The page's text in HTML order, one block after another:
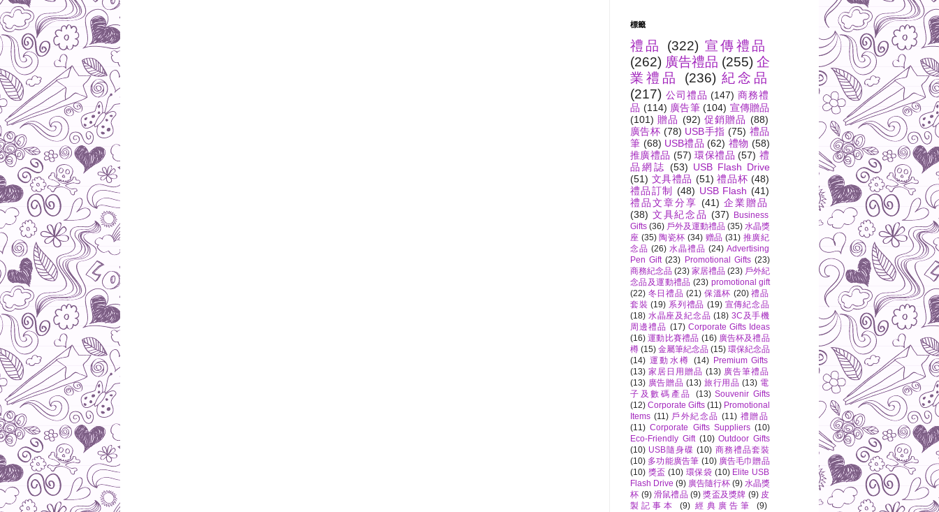
標籤
禮品 (322) 宣傳禮品
(262) 廣告禮品 (255) 企
業禮品
(236) 紀念品
(217) 公司禮品 (147) 商務禮
品 (114) 廣告筆 (104) 宣傳贈品
(101) 贈品 (92) 促銷贈品 (88)
廣告杯 (78) USB手指 (75) 禮品
筆 (68) USB禮品 (62) 禮物 (58)
推廣禮品 (57) 環保禮品 (57) 禮
品網誌 (53) USB Flash Drive
(51) 文具禮品 (51) 禮品杯 (48)
禮品訂制
(48) USB Flash (41)
禮品文章分享 (41) 企業贈品
(38) 文具紀念品 (37)
Business
Gifts (36) 戶外及運動禮品 (35) 水晶獎
座 (35) 陶瓷杯 (34) 赠品 (31) 推廣紀
念品 (26) 水晶禮品 (24) Advertising
Pen Gift (23) Promotional Gifts (23)
商務紀念品 (23) 家居禮品 (23) 戶外紀
念品及運動禮品 (23) promotional gift
(22) 冬日禮品 (21) 保溫杯 (20) 禮品
套裝 (19) 系列禮品 (19) 宣傳紀念品
(18) 水晶座及紀念品 (18) 3C及手機
周邊禮品 (17) Corporate Gifts Ideas
(16) 運動比賽禮品 (16) 廣告杯及禮品
樽 (15) 金屬筆紀念品 (15) 環保紀念品
(14) 運動水樽 (14) Premium Gifts
(13) 家居日用贈品 (13) 廣告筆禮品
(13) 廣告贈品 (13) 旅行用品 (13) 電
子及數碼產品
(13) Souvenir Gifts
(12) Corporate Gifts (11) Promotional
Items (11) 戶外紀念品 (11) 禮贈品
(11) Corporate Gifts Suppliers (10)
Eco-Friendly Gift (10) Outdoor Gifts
(10) USB隨身碟 (10) 商務禮品套裝
(10) 多功能廣告筆 (10) 廣告毛巾贈品
(10) 獎盃 (10) 環保袋 (10) Elite USB
Flash Drive (9) 廣告隨行杯 (9) 水晶獎
杯 (9) 滑鼠禮品 (9) 獎盃及獎牌 (9) 皮
製記事本
(9) 經典廣告筆 (9)